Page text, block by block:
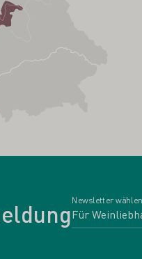
Newsletter wählen